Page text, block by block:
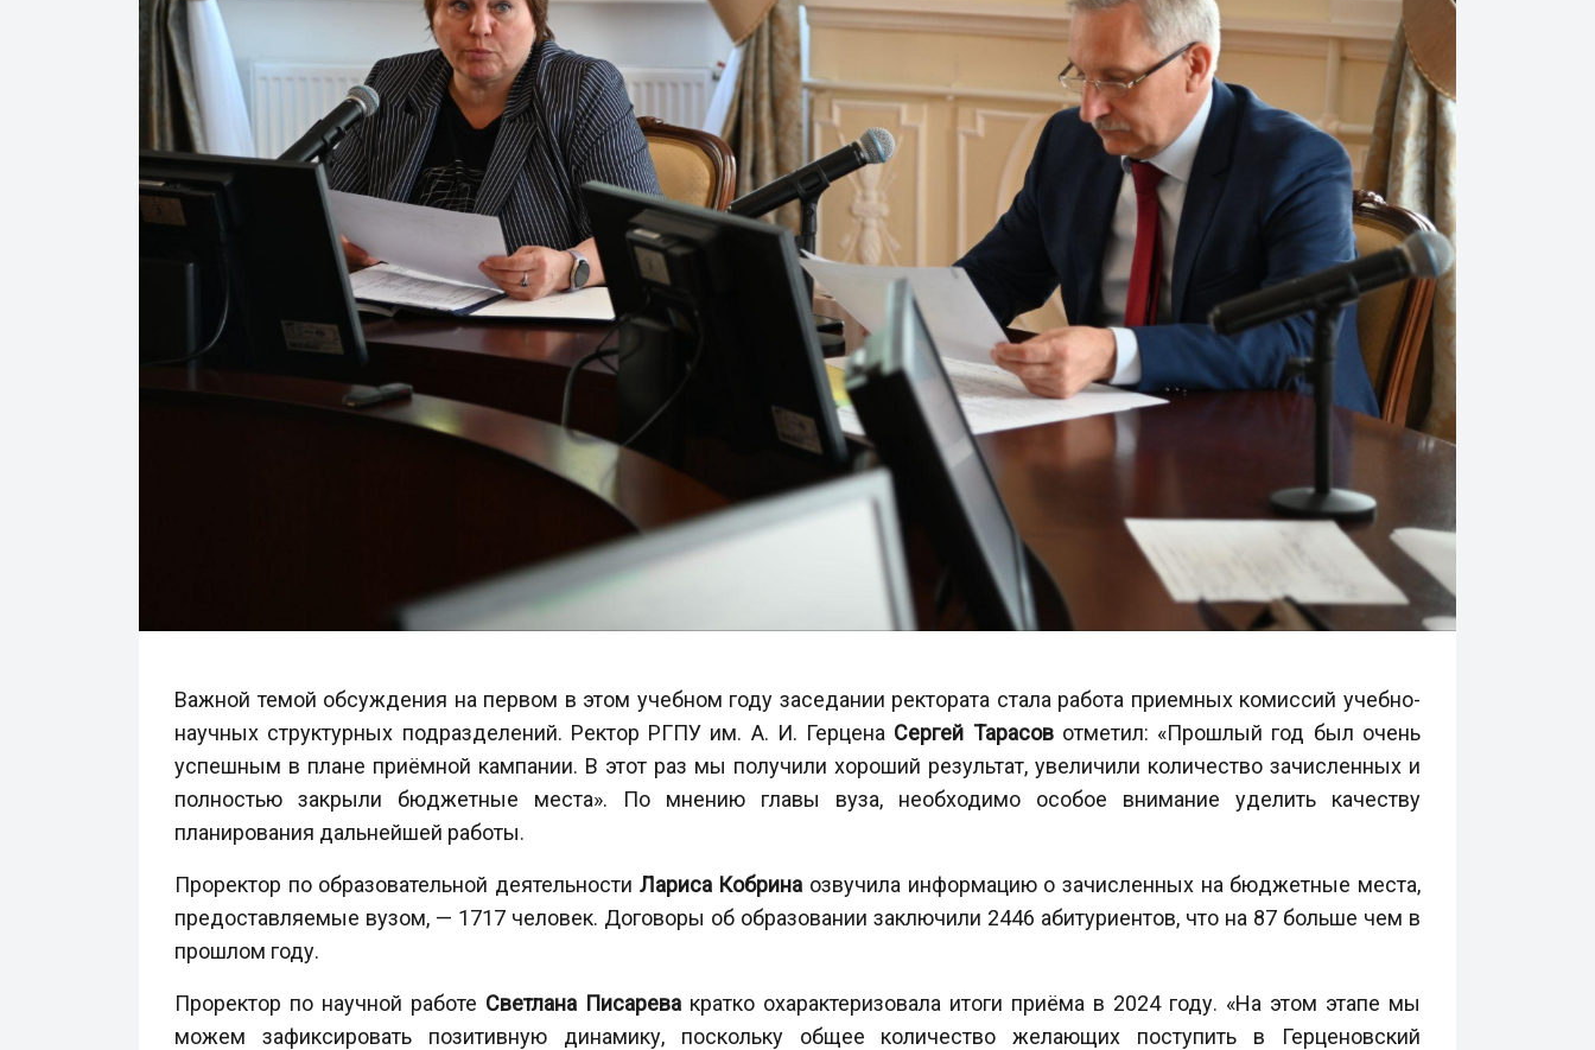
Важной темой обсуждения на первом в этом учебном году заседании ректората стала работа приемных комиссий учебно-
научных структурных подразделений. Ректор РГПУ им. А. И. Герцена Сергей Тарасовотметил: «Прошлый год был очень
успешным в плане приёмной кампании. В этот раз мы получили хороший результат, увеличили количество зачисленных и
полностью закрыли бюджетные места». По мнению главы вуза, необходимо особое внимание уделить качеству
планирования дальнейшей работы.
Проректор по образовательной деятельности Лариса Кобрина озвучила информацию о зачисленных на бюджетные места,
предоставляемые вузом, — 1717 человек. Договоры об образовании заключили 2446 абитуриентов, что на 87 больше чем в
прошлом году.
Проректор по научной работе Светлана Писарева кратко охарактеризовала итоги приёма в 2024 году. «На этом этапе мы
можем зафиксировать позитивную динамику, поскольку общее количество желающих поступить в Герценовский